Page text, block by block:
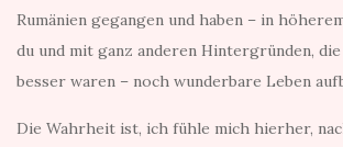
Rumänien gegangen und haben – in
du und mit ganz anderen Hintergründen,
besser waren – noch wunderbare Leben
Die Wahrheit ist, ich fühle mich hierher,